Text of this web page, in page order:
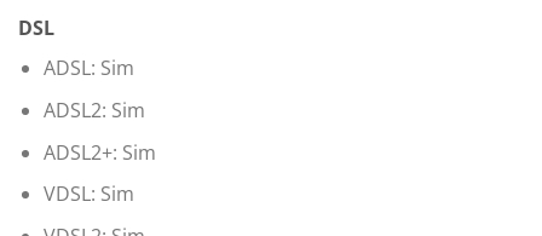
DSL
ADSL: Sim
ADSL2: Sim
ADSL2+: Sim
VDSL: Sim